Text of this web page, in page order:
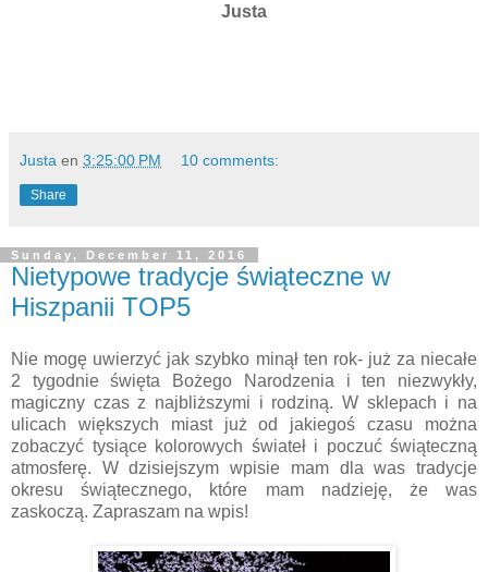
Justa
Justa en 3:25:00 PM 10 comments:
Share
Sunday, December 11, 2016
Nietypowe tradycje świąteczne w
Hiszpanii TOP5
Nie mogę uwierzyć jak szybko minął ten rok- już za niecałe
2 tygodnie święta Bożego Narodzenia i ten niezwykły,
magiczny czas z najbliższymi i rodziną. W sklepach i na
ulicach większych miast już od jakiegoś czasu można
zobaczyć tysiące kolorowych świateł i poczuć świąteczną
atmosferę. W dzisiejszym wpisie mam dla was tradycje
okresu świątecznego, które mam nadzieję, że was
zaskoczą. Zapraszam na wpis!